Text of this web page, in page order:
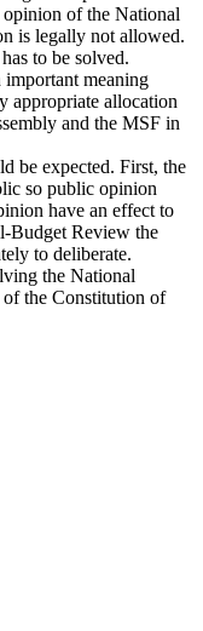
of the National
is legally not allowed.
to be solved.
important meaning
appropriate allocation
and the MSF in
be expected. First, the
so public opinion
have an effect to
Budget Review the
to deliberate.
the National
the Constitution of